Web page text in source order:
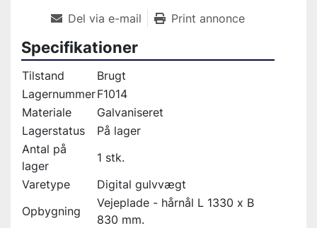
Del via e-mail Print annonce
Specifikationer
Tilstand
Brugt
LagernummerF1014
Materiale
Galvaniseret
Lagerstatus
På lager
Antal på
lager
1 stk.
Varetype
Digital gulvvægt
Opbygning
Vejeplade - hårnål L 1330 x B
830 mm.